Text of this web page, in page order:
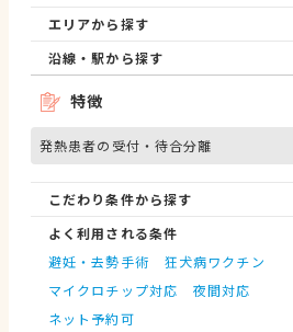
エリアから探す
沿線・駅から探す
特徴
発熱患者の受付・待合分離
こだわり条件から探す
よく利用される条件
避妊・去勢手術
狂犬病ワクチン
マイクロチップ対応
夜間対応
ネット予約可